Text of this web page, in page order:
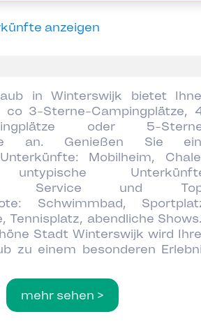
anzeigen
in Winterswijk bietet
co 3-Sterne-Campingplätze,
oder 5-
an. Genießen Sie
Mobilheim,
untypische
Service und
Schwimmbad,
Tennisplatz, abendliche
Stadt Winterswijk wird
zu einem besonderen
mehr sehen >